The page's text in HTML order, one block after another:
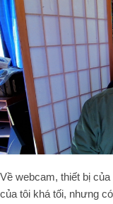
Về webcam, thiết bị
của tôi khá tối, nhưng